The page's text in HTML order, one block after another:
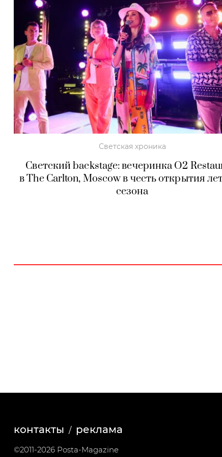
Светская хроника
Светский backstage: вечеринка O2
в The Carlton, Moscow в честь открытия
сезона
контакты реклама
©2011-2026 Posta-Magazine